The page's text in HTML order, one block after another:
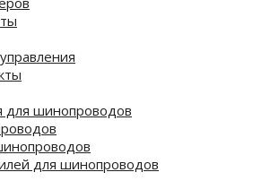
для шинопроводов
для шинопроводов